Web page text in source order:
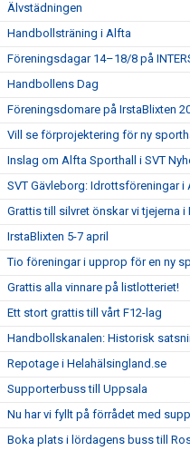
Älvstädningen
Handbollsträning i Alfta
Föreningsdagar 14–18/8 på
Handbollens Dag
Föreningsdomare på IrstaBlixten
Vill se förprojektering för ny
Inslag om Alfta Sporthall i SVT
SVT Gävleborg: Idrottsföreningar i
Grattis till silvret önskar vi tjejerna i
IrstaBlixten 5-7 april
Tio föreningar i upprop för en ny
Grattis alla vinnare på listlotteriet!
Ett stort grattis till vårt F12-lag
Handbollskanalen: Historisk
Repotage i Helahälsingland.se
Supporterbuss till Uppsala
Nu har vi fyllt på förrådet med
Boka plats i lördagens buss till